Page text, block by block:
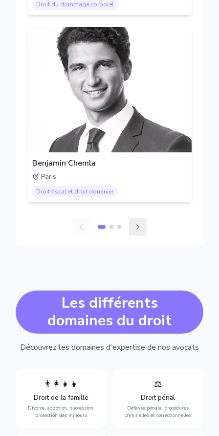
Droit du dommage corporel
Benjamin Chemla
Paris
Droit fiscal et droit douanier
Les différents
domaines du droit
Découvrez les domaines d'expertise de nos avocats
👨‍👩‍👧‍👦
Droit de la famille
Divorce, adoption, succession,
protection des mineurs
Divorce, garde d'enfants,
adoption, succession et
protection des personnes
vulnérables.
⚖️
Droit pénal
Défense pénale, procédures
criminelles et correctionnelles
Expertise en matière pénale,
vue jusqu'au procès, pour
toute affaire correctionnelle
ou criminelle.